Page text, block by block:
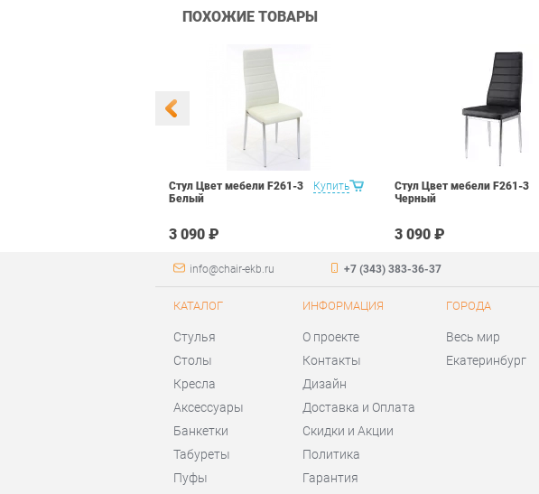
ПОХОЖИЕ ТОВАРЫ
Купить
Стул Цвет мебели F261-3
Белый
3 090 ₽
Стул Цвет мебели F261-3
Черный
3 090 ₽
info@chair-ekb.ru +7 (343) 383-36-37
КАТАЛОГ
Стулья
Столы
Кресла
Аксессуары
Банкетки
Табуреты
Пуфы
ИНФОРМАЦИЯ
О проекте
Контакты
Дизайн
Доставка и Оплата
Скидки и Акции
Политика
Гарантия
ГОРОДА
Весь мир
Екатеринбург